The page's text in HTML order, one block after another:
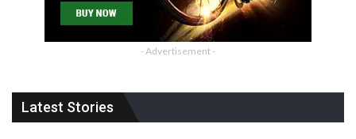
- Advertisement -
Latest Stories